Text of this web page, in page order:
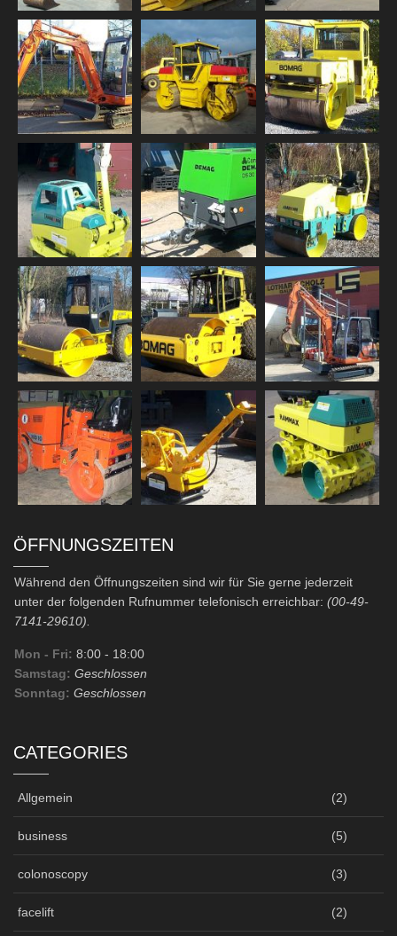
ÖFFNUNGSZEITEN
Während den Öffnungszeiten sind wir für Sie gerne jederzeit
unter der folgenden Rufnummer telefonisch erreichbar: (00-49-
7141-29610).
Mon - Fri: 8:00 - 18:00
Samstag: Geschlossen
Sonntag: Geschlossen
CATEGORIES
Allgemein (2)
business (5)
colonoscopy (3)
facelift (2)